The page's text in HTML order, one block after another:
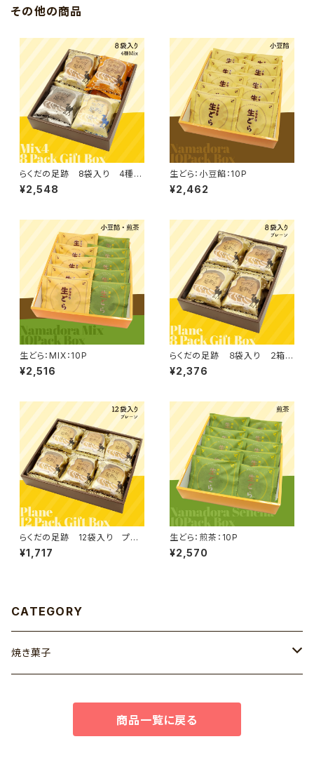
その他の商品
らくだの足跡 8袋入り 4種M
ix
¥2,548
生どら：小豆餡：10P
¥2,462
生どら：MIX：10P
¥2,516
らくだの足跡 ８袋入り ２箱セ
ット
¥2,376
らくだの足跡 12袋入り プレ
ーン
¥1,717
生どら：煎茶：10P
¥2,570
CATEGORY
焼き菓子
商品一覧に戻る